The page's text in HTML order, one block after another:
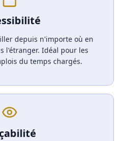
depuis n'importe où en
l'étranger. Idéal pour les
du temps chargés.